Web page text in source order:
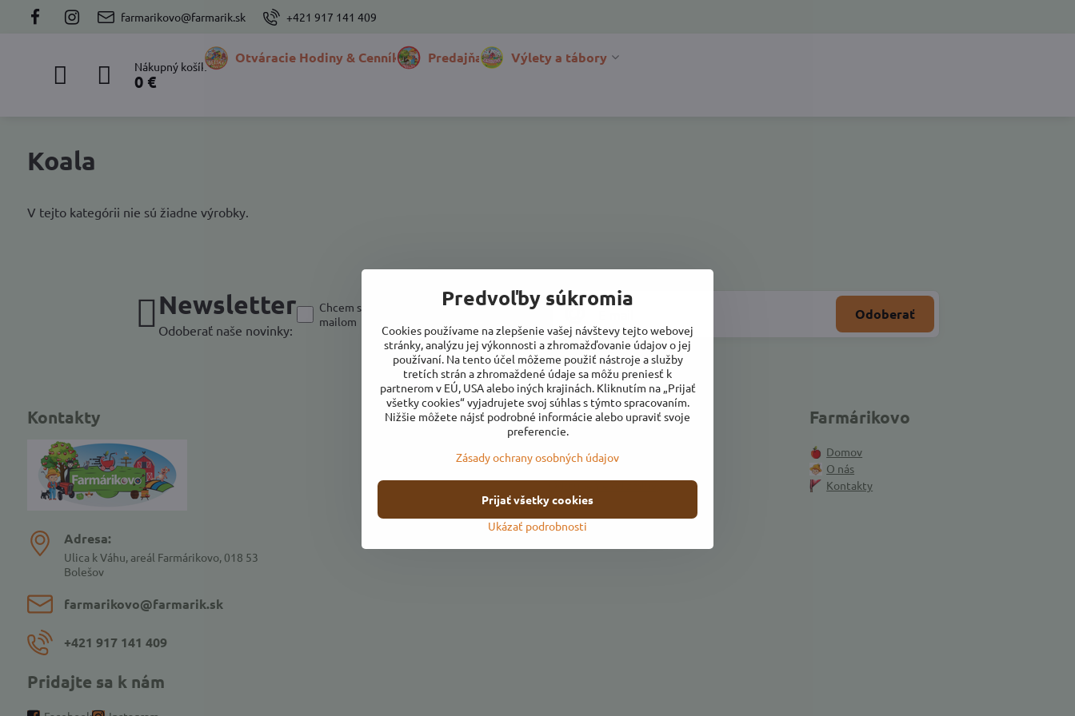
farmarikovo@farmarik.sk +421 917 141 409
Nákupný košík
0 €
Otváracie Hodiny & Cenník Predajňa Výlety a tábory
Koala
V tejto kategórii nie sú žiadne výrobky.
Newsletter
Odoberať naše novinky:
Odoberať
Chcem sa prihlásiť k odberu noviniek e-
mailom
Kontakty
Adresa:
Ulica k Váhu, areál Farmárikovo, 018 53
Bolešov
farmarikovo​@farmarik​.sk
+421 917 141 409
Pridajte sa k nám
Všetko o nákupe
Obchodné podmienky
Ochrana osobných údajov
Odstúpenie od zmluvy
Farmárikovo
Domov
O nás
Kontakty
Predvoľby súkromia
Cookies používame na zlepšenie vašej návštevy tejto webovej
stránky, analýzu jej výkonnosti a zhromažďovanie údajov o jej
používaní. Na tento účel môžeme použiť nástroje a služby
tretích strán a zhromaždené údaje sa môžu preniesť k
partnerom v EÚ, USA alebo iných krajinách. Kliknutím na „Prijať
všetky cookies“ vyjadrujete svoj súhlas s týmto spracovaním.
Nižšie môžete nájsť podrobné informácie alebo upraviť svoje
preferencie.
Zásady ochrany osobných údajov
Ukázať podrobnosti
Prijať všetky cookies